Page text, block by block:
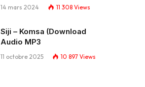
14 mars 2024 11 308 Views
Siji – Komsa (Download
Audio MP3
11 octobre 2025 10 897 Views